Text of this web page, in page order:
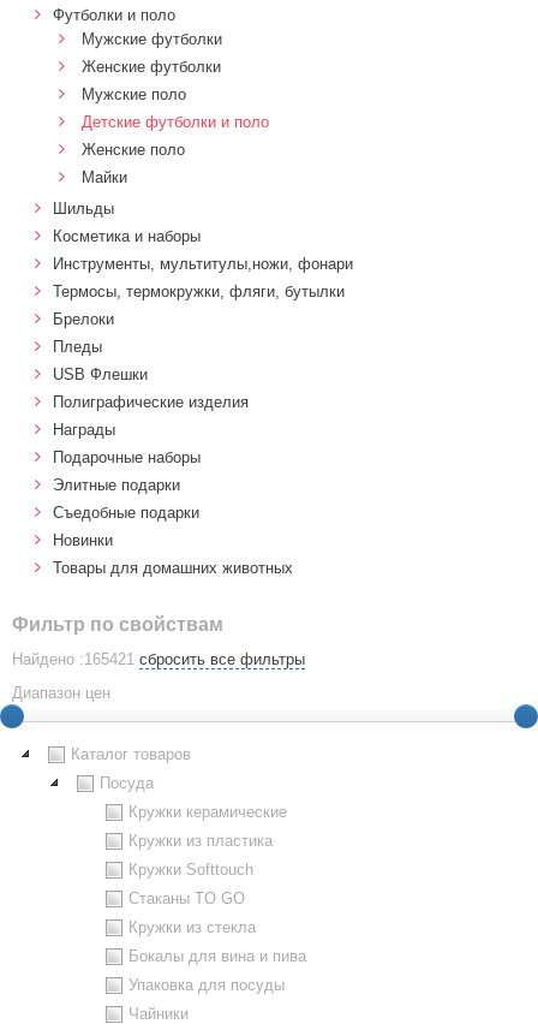
Футболки и поло
Мужские футболки
Женские футболки
Мужские поло
Детские футболки и поло
Женские поло
Майки
Шильды
Косметика и наборы
Инструменты, мультитулы,ножи, фонари
Термосы, термокружки, фляги, бутылки
Брелоки
Пледы
USB Флешки
Полиграфические изделия
Награды
Подарочные наборы
Элитные подарки
Cъедобные подарки
Новинки
Товары для домашних животных
Фильтр по свойствам
Найдено :165421 сбросить все фильтры
Диапазон цен
Каталог товаров
Посуда
Кружки керамические
Кружки из пластика
Кружки Softtouch
Стаканы TO GO
Кружки из стекла
Бокалы для вина и пива
Упаковка для посуды
Чайники